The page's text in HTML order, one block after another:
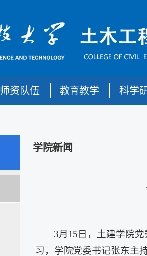
师资队伍 教育教学 科学
学院新闻
3月15日，土建学院
习，学院党委书记张东主